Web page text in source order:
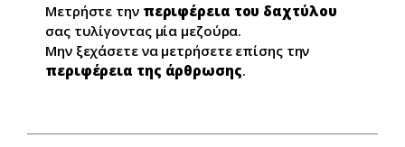
Μετρήστε την περιφέρεια του δαχτύλου
σας τυλίγοντας μία μεζούρα.
Μην ξεχάσετε να μετρήσετε επίσης την
περιφέρεια της άρθρωσης.